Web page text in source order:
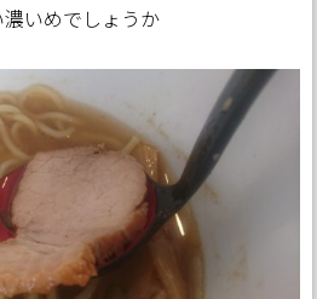
いめでしょうか